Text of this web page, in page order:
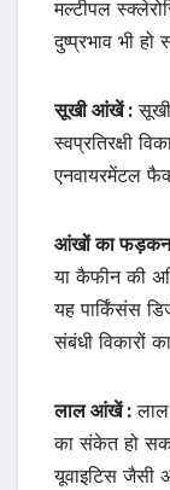
मल्टीपल
दुष्प्रभाव भी हो
सूखी आंखें :
स्वप्रतिरक्षी
एनवायरमेंटल
आंखों का
या कैफीन की
यह पार्किंसंस
संबंधी विकारों
लाल आंखें :
का संकेत हो
यूवाइटिस जैसी